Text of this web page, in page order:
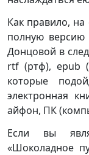
Как правило, на
полную версию
Донцовой в
rtf (ртф), epub
которые
электронная
айфон, ПК
Если вы
«Шоколадное